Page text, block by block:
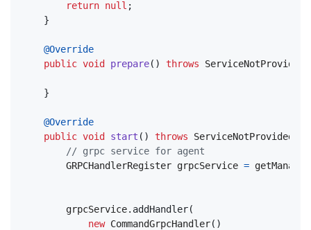
return null ;
}
@Override
public void prepare() throws
}
@Override
public void start () throws
// grpc service for agent
GRPCHandlerRegister grpcService = getManager
grpcService. addHandler(
new CommandGrpcHandler()